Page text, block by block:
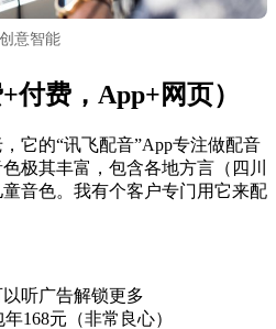
创意智能
付费，App+网页）
它的“讯飞配音”App专注做配音
极其丰富，包含各地方言（四川
音色。我有个客户专门用它来配
听广告解锁更多
168元（非常良心）